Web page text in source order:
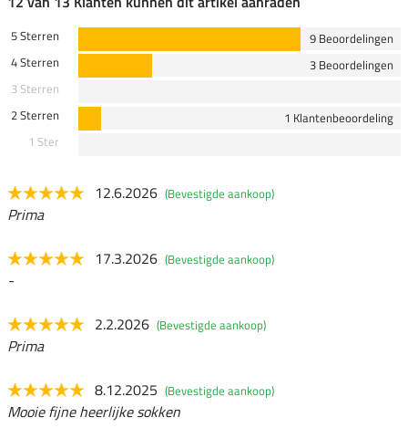
5 Sterren
9 Beoordelingen
4 Sterren
3 Beoordelingen
3 Sterren
2 Sterren
1 Klantenbeoordeling
1 Ster
12.6.2026 (Bevestigde aankoop)
Prima
17.3.2026 (Bevestigde aankoop)
-
2.2.2026 (Bevestigde aankoop)
Prima
8.12.2025 (Bevestigde aankoop)
Mooie fijne heerlijke sokken